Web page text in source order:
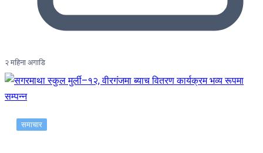
२ महिना अगाडि
समाचार